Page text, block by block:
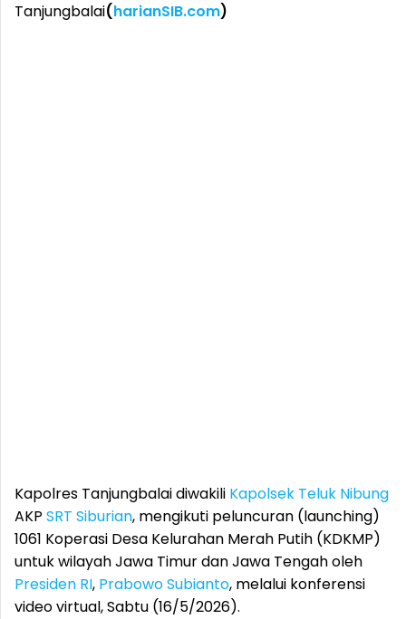
Tanjungbalai(harianSIB.com)
Kapolres Tanjungbalai diwakili Kapolsek Teluk Nibung
AKP SRT Siburian, mengikuti peluncuran (launching)
1061 Koperasi Desa Kelurahan Merah Putih (KDKMP)
untuk wilayah Jawa Timur dan Jawa Tengah oleh
Presiden RI, Prabowo Subianto, melalui konferensi
video virtual, Sabtu (16/5/2026).